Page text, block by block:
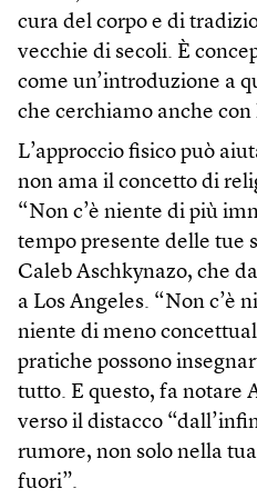
cura del corpo e di
vecchie di secoli. È
come un’introduzione a
che cerchiamo anche
L’approccio fisico può
non ama il concetto di
“Non c’è niente di più
tempo presente delle tue
Caleb Aschkynazo, che
a Los Angeles. “Non c’è
niente di meno
pratiche possono
tutto. E questo, fa notare
verso il distacco
rumore, non solo nella
fuori”.